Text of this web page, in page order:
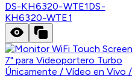
DS-KH6320-WTE1DS-
KH6320-WTE1